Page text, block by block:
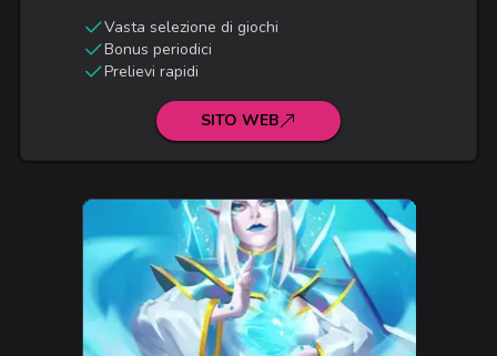
Vasta selezione di giochi
Bonus periodici
Prelievi rapidi
SITO WEB